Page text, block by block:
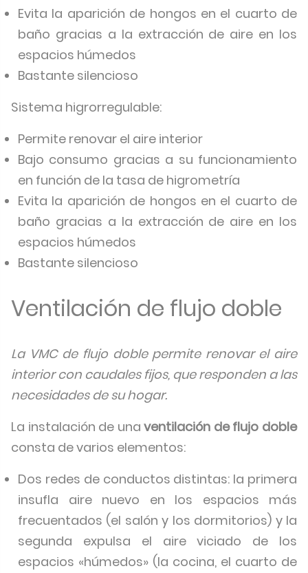
Evita la aparición de hongos en el cuarto de
baño gracias a la extracción de aire en los
espacios húmedos
Bastante silencioso
Sistema higrorregulable:
Permite renovar el aire interior
Bajo consumo gracias a su funcionamiento
en función de la tasa de higrometría
Evita la aparición de hongos en el cuarto de
baño gracias a la extracción de aire en los
espacios húmedos
Bastante silencioso
Ventilación de flujo doble
La VMC de flujo doble permite renovar el aire
interior con caudales fijos, que responden a las
necesidades de su hogar.
La instalación de unaventilación de flujo doble
consta de varios elementos:
Dos redes de conductos distintas: la primera
insufla aire nuevo en los espacios más
frecuentados (el salón y los dormitorios) y la
segunda expulsa el aire viciado de los
espacios «húmedos» (la cocina, el cuarto de